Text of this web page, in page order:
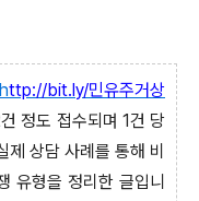
http://bit.ly/민유주거상
정도 접수되며 1건 당
상담 사례를 통해 비
유형을 정리한 글입니